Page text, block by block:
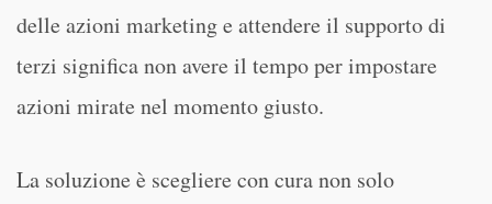
delle azioni marketing e attendere il supporto di
terzi significa non avere il tempo per impostare
azioni mirate nel momento giusto.
La soluzione è scegliere con cura non solo